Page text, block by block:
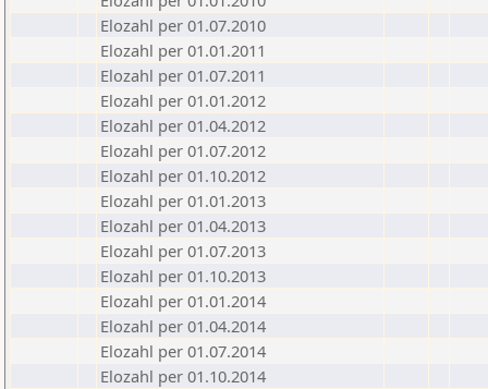
Elozahl per 01.07.2010
Elozahl per 01.01.2011
Elozahl per 01.07.2011
Elozahl per 01.01.2012
Elozahl per 01.04.2012
Elozahl per 01.07.2012
Elozahl per 01.10.2012
Elozahl per 01.01.2013
Elozahl per 01.04.2013
Elozahl per 01.07.2013
Elozahl per 01.10.2013
Elozahl per 01.01.2014
Elozahl per 01.04.2014
Elozahl per 01.07.2014
Elozahl per 01.10.2014